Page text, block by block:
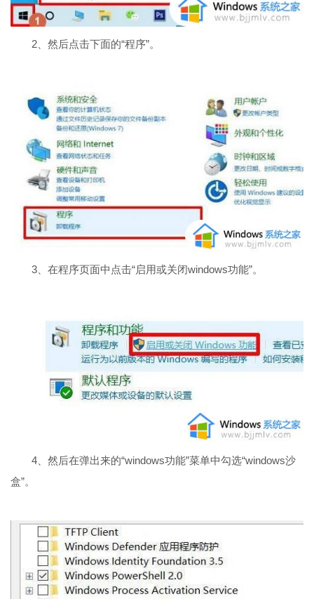
2、然后点击下面的“程序”。
3、在程序页面中点击“启用或关闭windows功能”。
4、然后在弹出来的“windows功能”菜单中勾选“windows沙
盒”。